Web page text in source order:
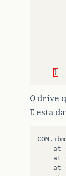
}
O drive
E esta
COM . ibm
at
at
at